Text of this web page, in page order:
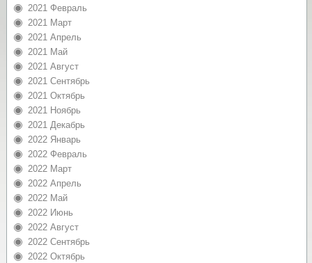
2021 Февраль
2021 Март
2021 Апрель
2021 Май
2021 Август
2021 Сентябрь
2021 Октябрь
2021 Ноябрь
2021 Декабрь
2022 Январь
2022 Февраль
2022 Март
2022 Апрель
2022 Май
2022 Июнь
2022 Август
2022 Сентябрь
2022 Октябрь